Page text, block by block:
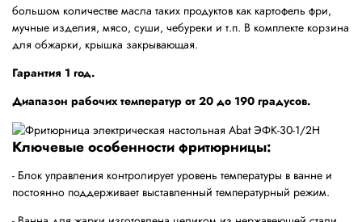
большом количестве масла таких продуктов как картофель фри,
мучные изделия, мясо, суши, чебуреки и т.п. В комплекте корзина
для обжарки, крышка закрывающая.
Гарантия 1 год.
Диапазон рабочих температур от 20 до 190 градусов.
Ключевые особенности фритюрницы:
- Блок управления контролирует уровень температуры в ванне и
постоянно поддерживает выставленный температурный режим.